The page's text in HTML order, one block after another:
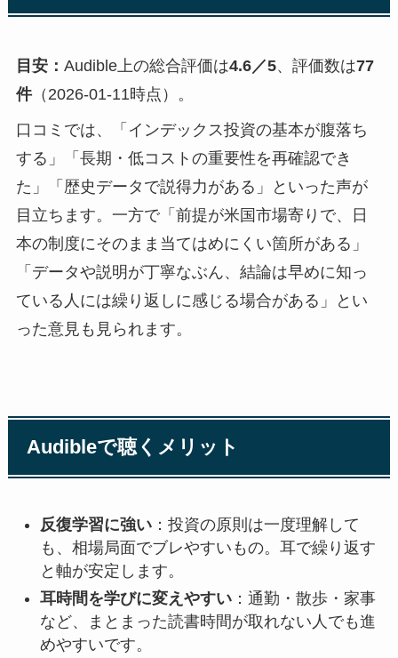
目安： Audible上の総合評価は4.6／5、評価数は77
件（2026-01-11時点）。
口コミでは、「インデックス投資の基本が腹落ち
する」「長期・低コストの重要性を再確認でき
た」「歴史データで説得力がある」といった声が
目立ちます。一方で「前提が米国市場寄りで、日
本の制度にそのまま当てはめにくい箇所がある」
「データや説明が丁寧なぶん、結論は早めに知っ
ている人には繰り返しに感じる場合がある」とい
った意見も見られます。
Audibleで聴くメリット
反復学習に強い：投資の原則は一度理解して
も、相場局面でブレやすいもの。耳で繰り返す
と軸が安定します。
耳時間を学びに変えやすい：通勤・散歩・家事
など、まとまった読書時間が取れない人でも進
めやすいです。